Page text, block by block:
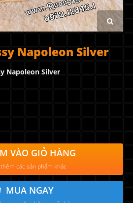
Napoleon Silver
Napoleon Silver
VÀO GIỎ HÀNG
các sản phẩm khác
MUA NGAY